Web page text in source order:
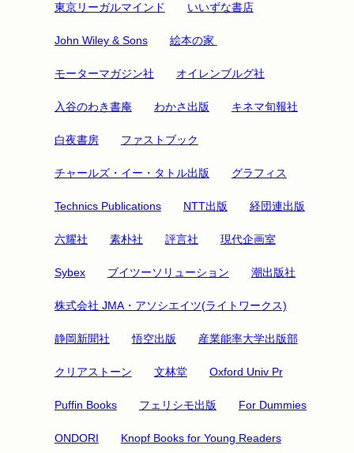
東京リーガルマインド いいずな書店
John Wiley & Sons 絵本の家
モーターマガジン社 オイレンブルグ社
入谷のわき書庵 わかさ出版 キネマ旬報社
白夜書房 ファストブック
チャールズ・イー・タトル出版 グラフィス
Technics Publications NTT出版 経団連出版
六耀社 素朴社 評言社 現代企画室
Sybex ブイツーソリューション 潮出版社
株式会社 JMA・アソシエイツ(ライトワークス)
静岡新聞社 悟空出版 産業能率大学出版部
クリアストーン 文林堂 Oxford Univ Pr
Puffin Books フェリシモ出版 For Dummies
ONDORI Knopf Books for Young Readers